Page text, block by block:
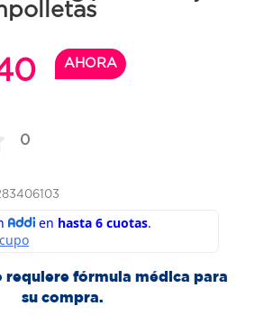
AHORA
0
requiere fórmula médica para
su compra.